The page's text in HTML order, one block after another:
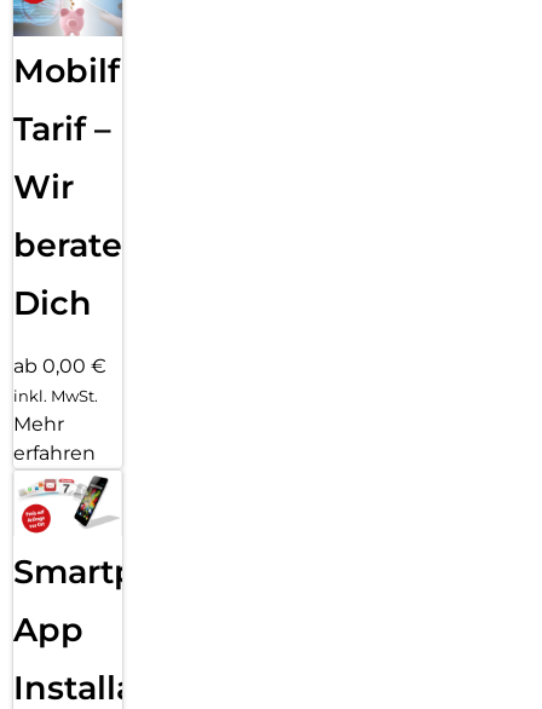
Mobilfunk
Tarif –
Wir
beraten
Dich
ab 0,00 €
inkl. MwSt.
Mehr
erfahren
Smartphone
App
Installation